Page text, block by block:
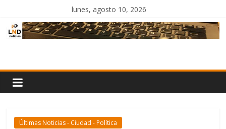
contenido
lunes, agosto 10, 2026
Noticias
Últimas Noticias - Ciudad - Política